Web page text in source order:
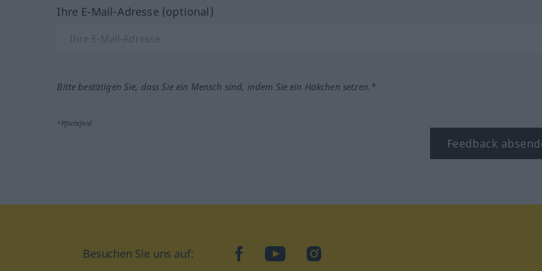
Ihre E-Mail-Adresse (optional)
Bitte bestätigen Sie, dass Sie ein Mensch sind, indem Sie ein Häkchen setzen.*
*Pflichtfeld
Feedback
Besuchen Sie uns auf: facebookYouTubeInstagram